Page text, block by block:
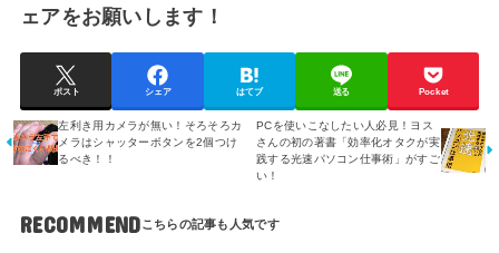
ェアをお願いします！
ポスト シェア はてブ 送る Pocket
左利き用カメラが無い！そろそろカ
メラはシャッターボタンを2個つけ
るべき！！
PCを使いこなしたい人必見！ヨス
さんの初の著書「効率化オタクが実
践する光速パソコン仕事術」がすご
い！
RECOMMEND